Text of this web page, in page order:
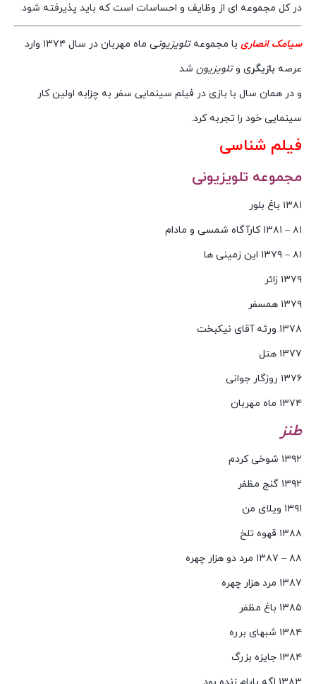
در کل مجموعه ای از وظایف و احساسات است که باید پذیرفته شود.
سیامک انصاری با مجموعهتلویزیون
ی ماه مهربان در سال ۱۳۷۴ وارد
عرصه بازیگری وتلویزیون شد
و در همان سال با بازی در فیلم سینمایی سفر به چزابه اولین کار
سینمایی خود را تجربه کرد.
فیلم شناسی
مجموعه تلویزیونی
۱۳۸۱ باغ بلور
۸۱ – ۱۳۸۱ کارآگاه شمسی و مادام
۸۱ – ۱۳۷۹ این زمینی ها
۱۳۷۹ زائر
۱۳۷۹ همسفر
۱۳۷۸ ورثه آقای نیکبخت
۱۳۷۷ هتل
۱۳۷۶ روزگار جوانی
۱۳۷۴ ماه مهربان
طنز
۱۳۹۲ شوخی کردم
۱۳۹۲ گنج مظفر
۱۳۹۱ ویلای من
۱۳۸۸ قهوه تلخ
۸۸ – ۱۳۸۷ مرد دو هزار چهره
۱۳۸۷ مرد هزار چهره
۱۳۸۵ باغ مظفر
۱۳۸۴ شبهای برره
۱۳۸۴ جایزه بزرگ